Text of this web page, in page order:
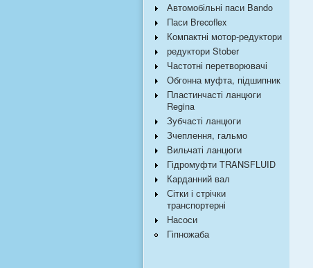
Автомобільні паси Bando
Паси Brecoflex
Компактні мотор-редуктори
редуктори Stober
Частотні перетворювачі
Обгонна муфта, підшипник
Пластинчасті ланцюги
Regina
Зубчасті ланцюги
Зчеплення, гальмо
Вильчаті ланцюги
Гідромуфти TRANSFLUID
Карданний вал
Сітки і стрічки
транспортерні
Насоси
Гіпножаба